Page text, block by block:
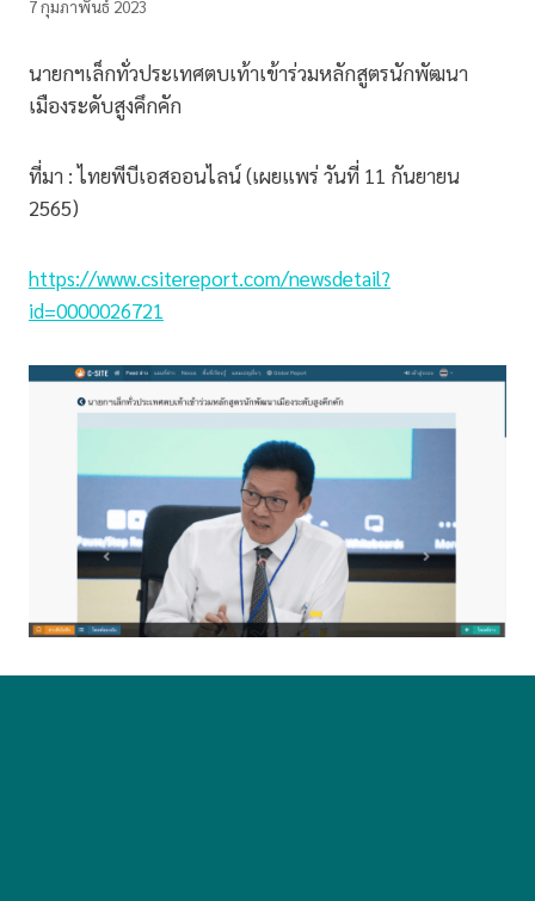
7 กุมภาพันธ์ 2023
นายกฯเล็กทั่วประเทศตบเท้าเข้าร่วมหลักสูตรนักพัฒนา
เมืองระดับสูงคึกคัก
ที่มา : ไทยพีบีเอสออนไลน์ (เผยแพร่ วันที่ 11 กันยายน
2565)
https://www.csitereport.com/newsdetail?
id=0000026721